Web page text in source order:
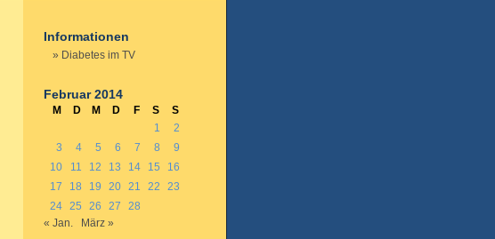
Informationen
Diabetes im TV
Februar 2014
M D M D F S
S
1
2
3
4 5 6 7 8
9
10
11 12 13 14 15
16
17
18 19 20 21 22
23
24 25 26 27
28
« Jan.
März »